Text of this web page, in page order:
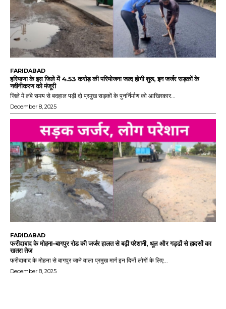
FARIDABAD
हरियाणा के इस जिले में 4.53 करोड़ की परियोजना जल्द होगी शुरू, इन जर्जर सड़कों के
नवीनीकरण को मंजूरी
जिले में लंबे समय से बदहाल पड़ी दो प्रमुख सड़कों के पुनर्निर्माण को आखिरकार...
December 8, 2025
FARIDABAD
फरीदाबाद के मोहना–बागपुर रोड की जर्जर हालत से बढ़ी परेशानी, धूल और गड्ढों से हादसों का
खतरा तेज
फरीदाबाद के मोहना से बागपुर जाने वाला प्रमुख मार्ग इन दिनों लोगों के लिए...
December 8, 2025